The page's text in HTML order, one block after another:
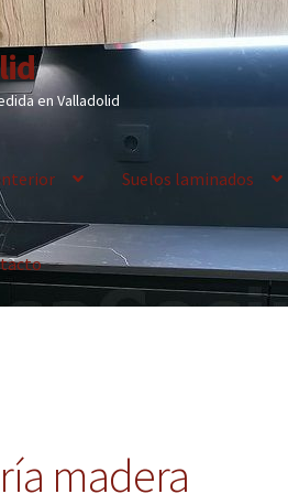
en Valladolid
Suelos laminados
madera